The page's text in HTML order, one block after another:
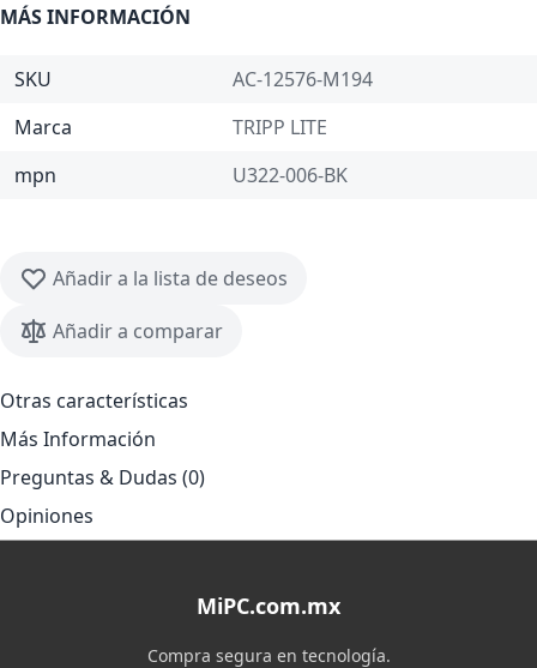
MÁS INFORMACIÓN
SKU
AC-12576-M194
Marca
TRIPP LITE
mpn
U322-006-BK
Añadir a la lista de deseos
Añadir a comparar
Otras características
Más Información
Preguntas & Dudas (0)
Opiniones
MiPC.com.mx
Compra segura en tecnología.